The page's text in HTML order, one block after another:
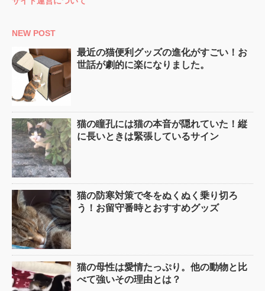
NEW POST
最近の猫便利グッズの進化がすごい！お
世話が劇的に楽になりました。
猫の瞳孔には猫の本音が隠れていた！縦
に長いときは緊張しているサイン
猫の防寒対策で冬をぬくぬく乗り切ろ
う！お留守番時とおすすめグッズ
猫の母性は愛情たっぷり。他の動物と比
べて強いその理由とは？